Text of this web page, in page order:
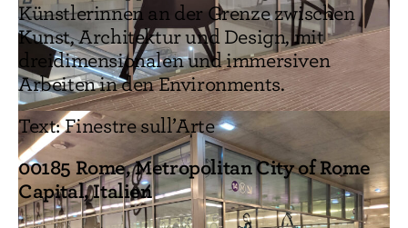
Künstlerinnen an der Grenze zwischen
Kunst, Architektur und Design, mit
dreidimensionalen und immersiven
Arbeiten in den Environments.
Text: Finestre sull’Arte
00185 Rome, Metropolitan City of Rome
Capital, Italien